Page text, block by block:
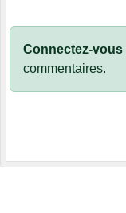
Connectez-vous
commentaires.